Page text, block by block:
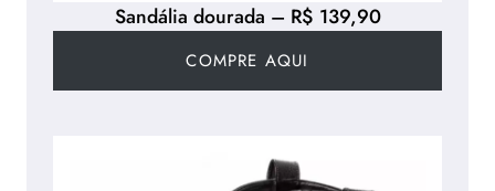
Sandália dourada – R$ 139,90
COMPRE AQUI